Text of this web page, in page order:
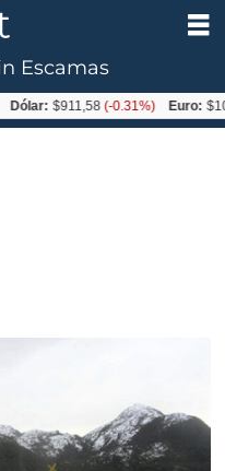
Escamas
$911,58(-0.31%) Euro: $1053,36